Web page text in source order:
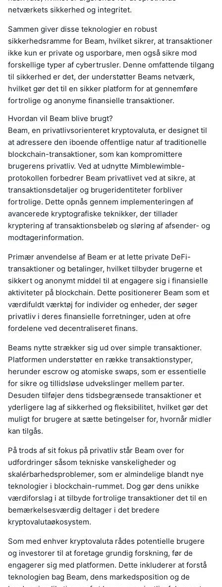
netværkets sikkerhed og integritet.
Sammen giver disse teknologier en robust
sikkerhedsramme for Beam, hvilket sikrer, at transaktioner
ikke kun er private og usporbare, men også sikre mod
forskellige typer af cybertrusler. Denne omfattende tilgang
til sikkerhed er det, der understøtter Beams netværk,
hvilket gør det til en sikker platform for at gennemføre
fortrolige og anonyme finansielle transaktioner.
Hvordan vil Beam blive brugt?
Beam, en privatlivsorienteret kryptovaluta, er designet til
at adressere den iboende offentlige natur af traditionelle
blockchain-transaktioner, som kan kompromittere
brugerens privatliv. Ved at udnytte Mimblewimble-
protokollen forbedrer Beam privatlivet ved at sikre, at
transaktionsdetaljer og brugeridentiteter forbliver
fortrolige. Dette opnås gennem implementeringen af
avancerede kryptografiske teknikker, der tillader
kryptering af transaktionsbeløb og sløring af afsender- og
modtagerinformation.
Primær anvendelse af Beam er at lette private DeFi-
transaktioner og betalinger, hvilket tilbyder brugerne et
sikkert og anonymt middel til at engagere sig i finansielle
aktiviteter på blockchain. Dette positionerer Beam som et
værdifuldt værktøj for individer og enheder, der søger
privatliv i deres finansielle forretninger, uden at ofre
fordelene ved decentraliseret finans.
Beams nytte strækker sig ud over simple transaktioner.
Platformen understøtter en række transaktionstyper,
herunder escrow og atomiske swaps, som er essentielle
for sikre og tillidsløse udvekslinger mellem parter.
Desuden tilføjer dens tidsbegrænsede transaktioner et
yderligere lag af sikkerhed og fleksibilitet, hvilket gør det
muligt for brugere at sætte betingelser for, hvornår midler
kan tilgås.
På trods af sit fokus på privatliv står Beam over for
udfordringer såsom tekniske vanskeligheder og
skalérbarhedsproblemer, som er almindelige blandt nye
teknologier i blockchain-rummet. Dog gør dens unikke
værdiforslag i at tilbyde fortrolige transaktioner det til en
bemærkelsesværdig deltager i det bredere
kryptovalutaøkosystem.
Som med enhver kryptovaluta rådes potentielle brugere
og investorer til at foretage grundig forskning, før de
engagerer sig med platformen. Dette inkluderer at forstå
teknologien bag Beam, dens markedsposition og de